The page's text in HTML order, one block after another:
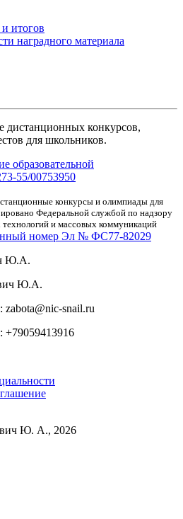
итогов
наградного материала
дистанционных конкурсов,
для школьников.
образовательной
55/00753950
конкурсы и олимпиады для
Федеральной службой по надзору
и массовых коммуникаций
номер Эл № ФС77-82029
Ю.А.
Ю.А.
snail.ru
+79059413916
Ю. А., 2026